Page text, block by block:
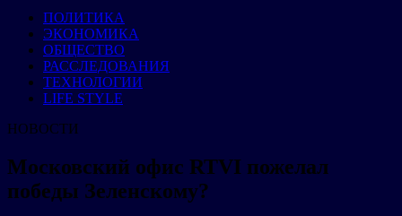
ПОЛИТИКА
ЭКОНОМИКА
ОБЩЕСТВО
РАССЛЕДОВАНИЯ
ТЕХНОЛОГИИ
LIFE STYLE
НОВОСТИ
Московский офис RTVI пожелал
победы Зеленскому?